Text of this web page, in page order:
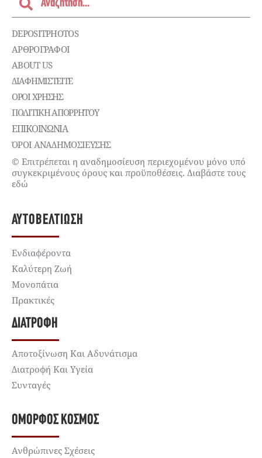
DEPOSITPHOTOS
ΑΡΘΡΟΓΡΑΦΟΙ
ABOUT US
ΔΙΑΦΗΜΙΣΤΕΊΤΕ
ΌΡΟΙ ΧΡΉΣΗΣ
ΠΟΛΙΤΙΚΉ ΑΠΟΡΡΉΤΟΥ
ΕΠΙΚΟΙΝΩΝΊΑ
ΌΡΟΙ ΑΝΑΔΗΜΟΣΙΕΥΣΗΣ
© Επιτρέπεται η αναδημοσίευση περιεχομένου μόνο υπό
συγκεκριμένους όρους και προϋποθέσεις. Διαβάστε τους
εδώ
ΑΥΤΟΒΕΛΤΊΩΣΗ
Ενδιαφέροντα
Καλύτερη Ζωή
Μονοπάτια
Πρακτικές
ΔΙΑΤΡΟΦΉ
Αποτοξίνωση Και Αδυνάτισμα
Διατροφή Και Υγεία
Συνταγές
ΌΜΟΡΦΟΣ ΚΌΣΜΟΣ
Ανθρώπινες Σχέσεις